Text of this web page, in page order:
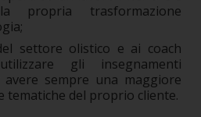
propria trasformazione
settore olistico e ai coach
gli insegnamenti
avere sempre una maggiore
tematiche del proprio cliente.